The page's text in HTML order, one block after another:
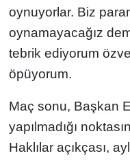
oynuyorlar. Biz
oynamayacağız
tebrik ediyorum
öpüyorum.
Maç sonu, Başkan
yapılmadığı
Haklılar açıkçası,